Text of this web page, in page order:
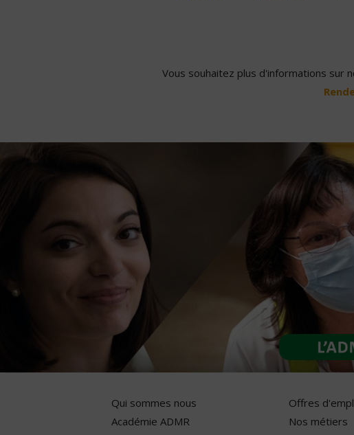
Vous souhaitez plus d'informations sur
Qui sommes nous
Académie ADMR
Offres
Nos métiers